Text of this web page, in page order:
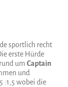
sportlich recht
erste Hürde
um Captain
und
:1,5 wobei die